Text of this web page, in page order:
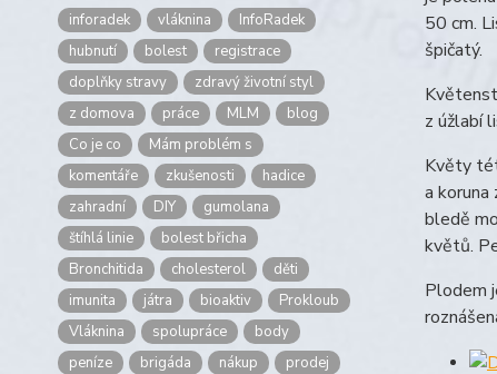
inforadek vláknina
InfoRadek
hubnutí
bolest
registrace
doplňky stravy
zdravý životní styl
z domova
práce MLM
blog
Co je co
Mám problém s
komentáře
zkušenosti
hadice
zahradní
DIY
gumolana
štíhlá linie
bolest břicha
Bronchitida
cholesterol
děti
imunita
játra bioaktiv
Prokloub
Vláknina
spolupráce
body
peníze
brigáda nákup
prodej
50 cm.
špičatý.
z úžlabí
Květy
a
bledě
květů.
Plodem